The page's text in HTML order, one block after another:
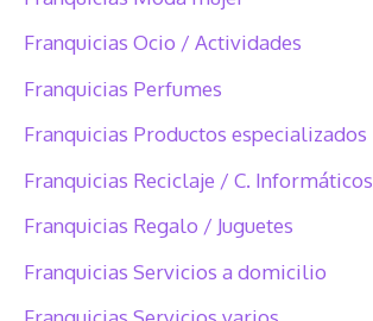
Franquicias Ocio / Actividades
Franquicias Perfumes
Franquicias Productos especializados
Franquicias Reciclaje / C. Informáticos
Franquicias Regalo / Juguetes
Franquicias Servicios a domicilio